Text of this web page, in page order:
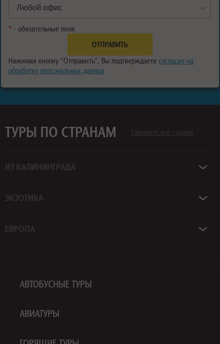
* - обязательные поля
Нажимая кнопку "Отправить", Вы подтверждаете согласие на
обработку персональных данных
ТУРЫ ПО СТРАНАМ Смотреть все страны
ИЗ КАЛИНИНГРАДА
ЭКЗОТИКА
ЕВРОПА
АВТОБУСНЫЕ ТУРЫ
АВИАТУРЫ